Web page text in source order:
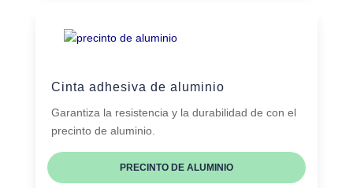
Cinta adhesiva de aluminio
Garantiza la resistencia y la durabilidad de con el
precinto de aluminio.
PRECINTO DE ALUMINIO